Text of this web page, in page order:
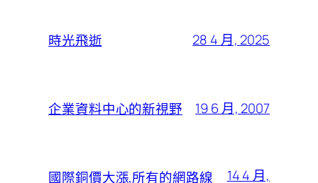
時光飛逝 28 4 月, 2025
企業資料中心的新視野 19 6 月, 2007
國際銅價大漲,所有的網路線
14 4 月,